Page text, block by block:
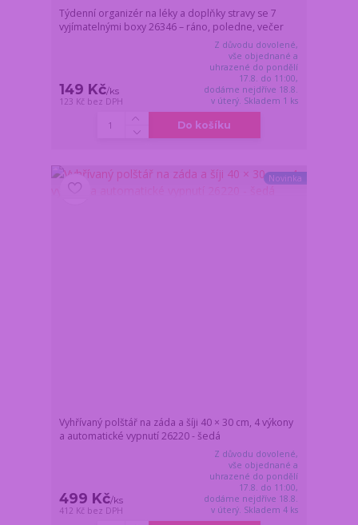
Týdenní organizér na léky a doplňky stravy se 7
vyjímatelnými boxy 26346 – ráno, poledne, večer
149 Kč/ks
123 Kč bez DPH
Z důvodu dovolené,
vše objednané a
uhrazené do pondělí
17.8. do 11:00,
dodáme nejdříve 18.8.
v úterý. Skladem 1 ks
Do košíku
Novinka
Vyhřívaný polštář na záda a šíji 40 × 30 cm, 4 výkony
a automatické vypnutí 26220 - šedá
499 Kč/ks
412 Kč bez DPH
Z důvodu dovolené,
vše objednané a
uhrazené do pondělí
17.8. do 11:00,
dodáme nejdříve 18.8.
v úterý. Skladem 4 ks